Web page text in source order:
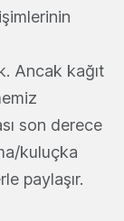
Ancak kağıt
son derece
kuluçka
paylaşır.